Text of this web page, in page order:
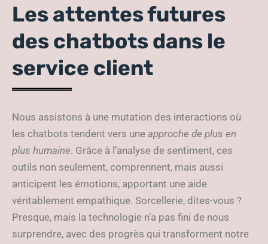
Les attentes futures
des chatbots dans le
service client
Nous assistons à une mutation des interactions où
les chatbots tendent vers une approche de plus en
plus humaine. Grâce à l’analyse de sentiment, ces
outils non seulement, comprennent, mais aussi
anticipent les émotions, apportant une aide
véritablement empathique. Sorcellerie, dites-vous ?
Presque, mais la technologie n’a pas fini de nous
surprendre, avec des progrès qui transforment notre